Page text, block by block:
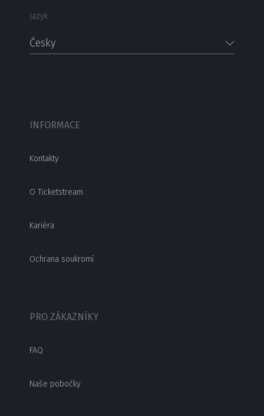
Jazyk
Česky
INFORMACE
Kontakty
O Ticketstream
Kariéra
Ochrana soukromí
PRO ZÁKAZNÍKY
FAQ
Naše pobočky